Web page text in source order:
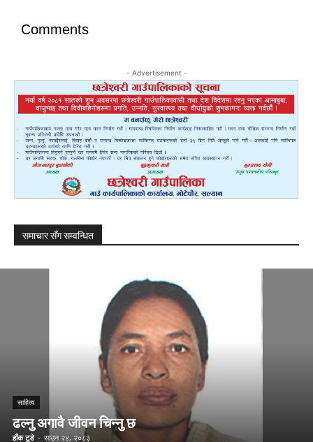
Comments
- Advertisement -
समाचार सँग सम्वन्धित
साहित्य
ढल्नु अगावै जीवन चिन्नु छ
हाँक टुडे - साउन २४, २०८३